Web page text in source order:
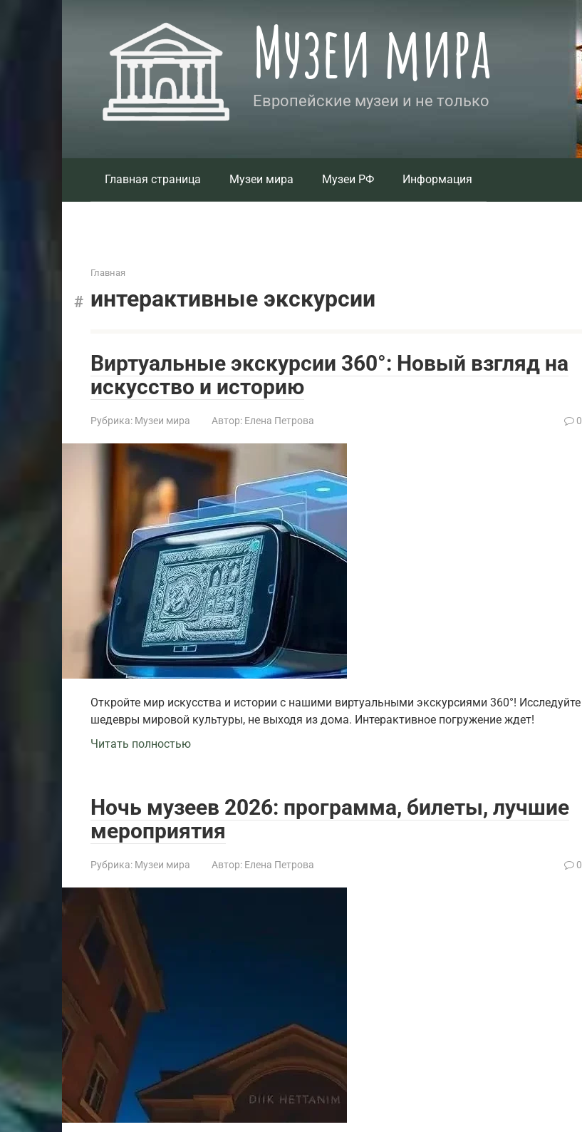
Музеи мира
Европейские музеи и не только
Главная страница Музеи мира Музеи РФ Информация
Главная
интерактивные экскурсии
Виртуальные экскурсии 360°: Новый взгляд на
искусство и историю
Рубрика: Музеи мира Автор: Елена Петрова 0
Откройте мир искусства и истории с нашими виртуальными экскурсиями 360°! Исследуйте
шедевры мировой культуры, не выходя из дома. Интерактивное погружение ждет!
Читать полностью
Ночь музеев 2026: программа, билеты, лучшие
мероприятия
Рубрика: Музеи мира Автор: Елена Петрова 0